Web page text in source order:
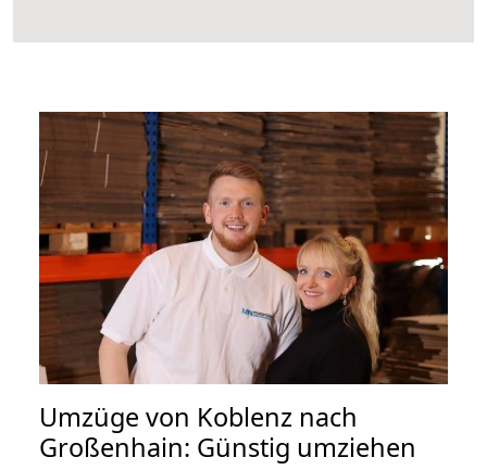
Umzüge von Koblenz nach
Großenhain: Günstig umziehen